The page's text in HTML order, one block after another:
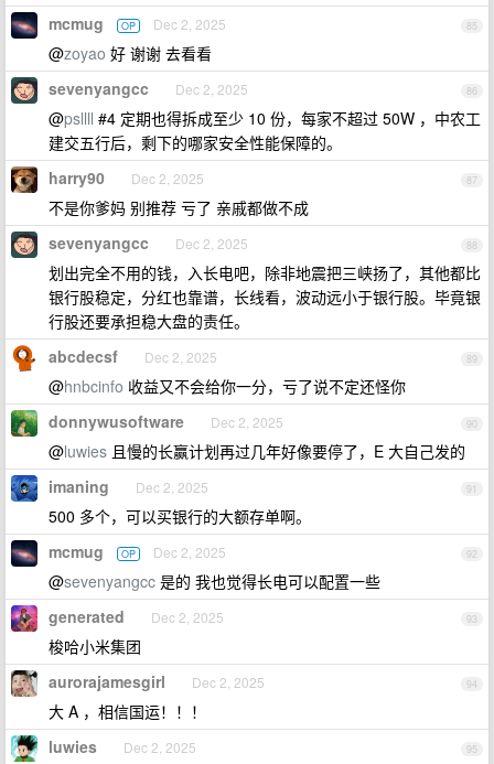
85
mcmug OP Dec 2, 2025
@zoyao 好 谢谢 去看看
86
sevenyangcc Dec 2, 2025
@psllll #4 定期也得拆成至少 10 份，每家不超过 50W ，中农工
建交五行后，剩下的哪家安全性能保障的。
87
harry90 Dec 2, 2025
不是你爹妈 别推荐 亏了 亲戚都做不成
88
sevenyangcc Dec 2, 2025
划出完全不用的钱，入长电吧，除非地震把三峡扬了，其他都比
银行股稳定，分红也靠谱，长线看，波动远小于银行股。毕竟银
行股还要承担稳大盘的责任。
89
abcdecsf Dec 2, 2025
@hnbcinfo 收益又不会给你一分，亏了说不定还怪你
90
donnywusoftware Dec 2, 2025
@luwies 且慢的长赢计划再过几年好像要停了，E 大自己发的
91
imaning Dec 2, 2025
500 多个，可以买银行的大额存单啊。
92
mcmug OP Dec 2, 2025
@sevenyangcc 是的 我也觉得长电可以配置一些
93
generated Dec 2, 2025
梭哈小米集团
94
aurorajamesgirl Dec 2, 2025
大 A ，相信国运！！！
95
luwies Dec 2, 2025